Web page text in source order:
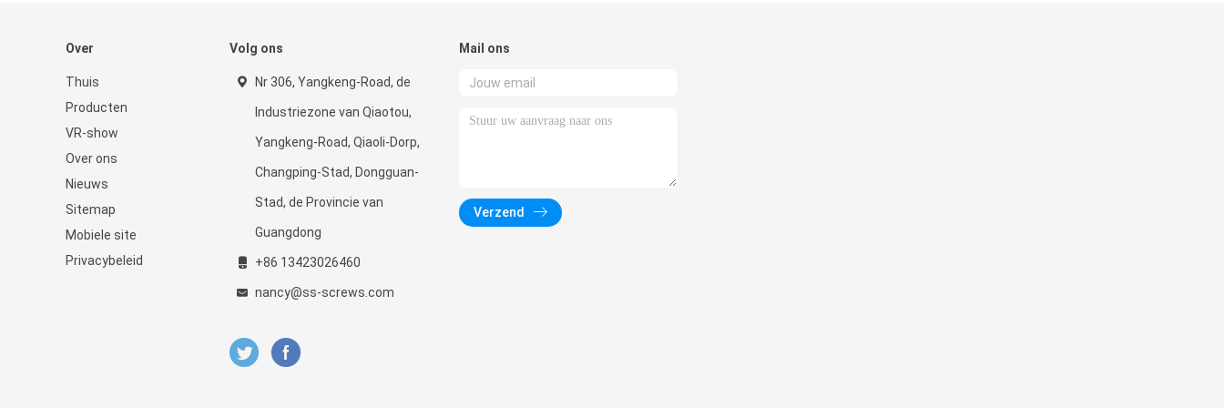
Over
Thuis
Producten
VR-show
Over ons
Nieuws
Sitemap
Mobiele site
Privacybeleid
Volg ons
Nr 306, Yangkeng-Road, de
Industriezone van Qiaotou,
Yangkeng-Road, Qiaoli-Dorp,
Changping-Stad, Dongguan-
Stad, de Provincie van
Guangdong
+86 13423026460
nancy@ss-screws.com
Mail ons
Verzend